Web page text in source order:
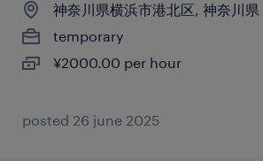
神奈川県横浜市港北区, 神奈川県
temporary
¥2000.00 per hour
posted 26 june 2025